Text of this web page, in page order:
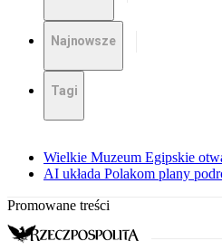
Najnowsze
Tagi
Wielkie Muzeum Egipskie
AI układa Polakom plany
Promowane treści